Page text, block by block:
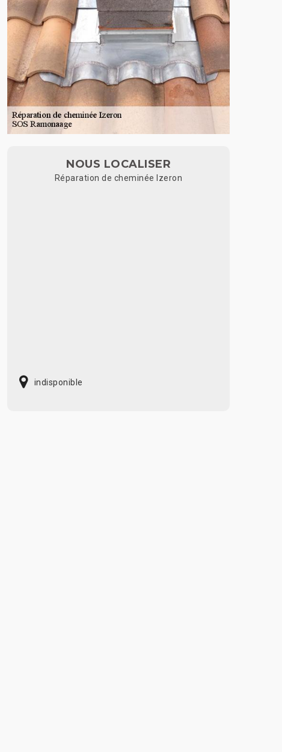
NOUS LOCALISER
Réparation de cheminée Izeron
indisponible